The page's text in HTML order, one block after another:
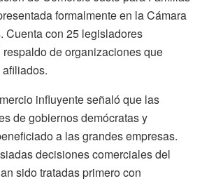
formalmente en la Cámara
Cuenta con 25 legisladores
de organizaciones que
influyente señaló que las
de gobiernos demócratas y
a las grandes empresas.
decisiones comerciales del
sido tratadas primero con